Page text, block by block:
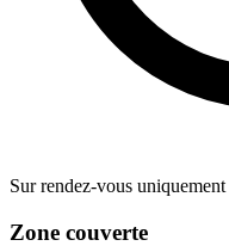
Sur rendez-vous uniquement
Zone couverte